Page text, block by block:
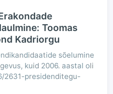
Toomas
Kadriorgu
sõelumine
kuid 2006. aastal oli
2631-presidenditegu-